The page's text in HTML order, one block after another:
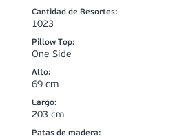
Cantidad de Resortes:
1023
Pillow Top:
One Side
Alto:
69 cm
Largo:
203 cm
Patas de madera: